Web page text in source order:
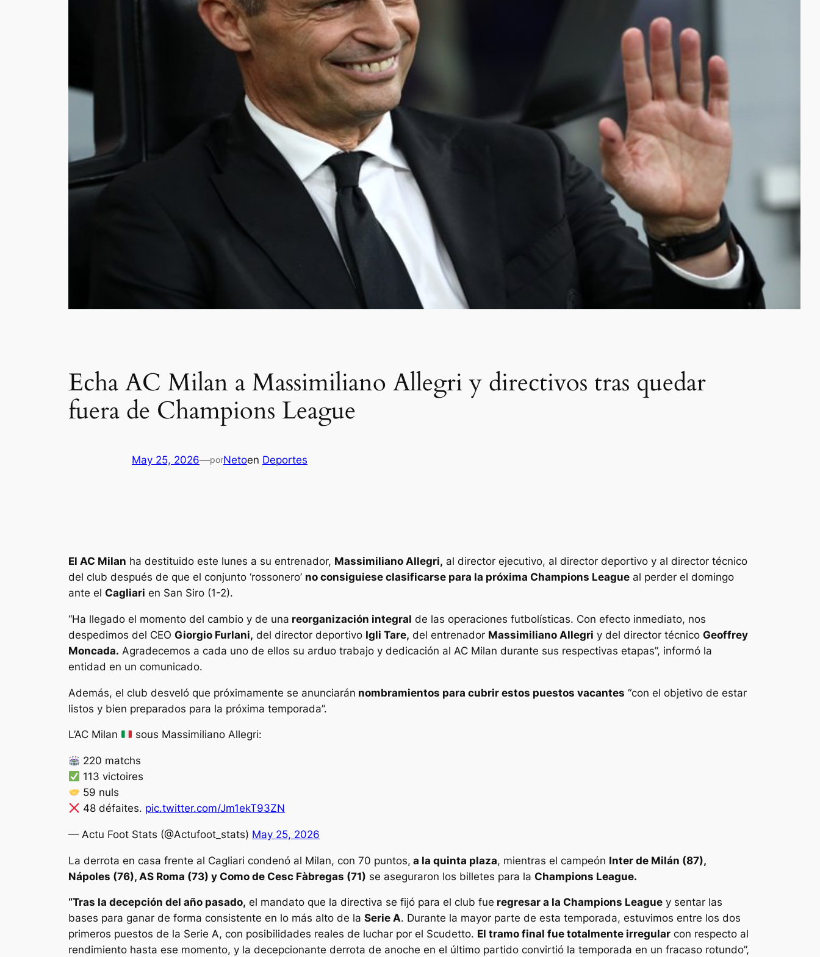
Echa AC Milan a Massimiliano Allegri y directivos tras quedar
fuera de Champions League
May 25, 2026—porNetoen Deportes
El AC Milan ha destituido este lunes a su entrenador, Massimiliano Allegri, al director ejecutivo, al director deportivo y al director técnico
del club después de que el conjunto ‘rossonero’ no consiguiese clasificarse para la próxima Champions League al perder el domingo
ante el Cagliari en San Siro (1-2).
“Ha llegado el momento del cambio y de una reorganización integral de las operaciones futbolísticas. Con efecto inmediato, nos
despedimos del CEO Giorgio Furlani, del director deportivo Igli Tare, del entrenador Massimiliano Allegri y del director técnico Geoffrey
Moncada. Agradecemos a cada uno de ellos su arduo trabajo y dedicación al AC Milan durante sus respectivas etapas”, informó la
entidad en un comunicado.
Además, el club desveló que próximamente se anunciarán nombramientos para cubrir estos puestos vacantes “con el objetivo de estar
listos y bien preparados para la próxima temporada”.
L’AC Milan sous Massimiliano Allegri:
220 matchs
113 victoires
59 nuls
48 défaites. pic.twitter.com/Jm1ekT93ZN
— Actu Foot Stats (@Actufoot_stats) May 25, 2026
La derrota en casa frente al Cagliari condenó al Milan, con 70 puntos, a la quinta plaza, mientras el campeón Inter de Milán (87),
Nápoles (76), AS Roma (73) y Como de Cesc Fàbregas (71) se aseguraron los billetes para la Champions League.
“Tras la decepción del año pasado, el mandato que la directiva se fijó para el club fue regresar a la Champions League y sentar las
bases para ganar de forma consistente en lo más alto de la Serie A. Durante la mayor parte de esta temporada, estuvimos entre los dos
primeros puestos de la Serie A, con posibilidades reales de luchar por el Scudetto. El tramo final fue totalmente irregular con respecto al
rendimiento hasta ese momento, y la decepcionante derrota de anoche en el último partido convirtió la temporada en un fracaso rotundo”,